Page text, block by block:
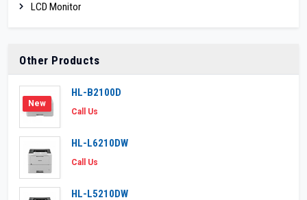
LCD Monitor
Other Products
New
HL-B2100D
Call Us
HL-L6210DW
Call Us
HL-L5210DW